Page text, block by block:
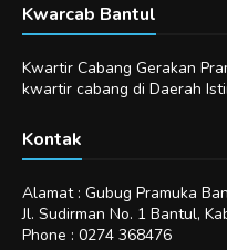
Kwarcab Bantul
Kwartir Cabang Gerakan
kwartir cabang di Daerah
Kontak
Alamat : Gubug Pramuka
Jl. Sudirman No. 1 Bantul,
Phone : 0274 368476